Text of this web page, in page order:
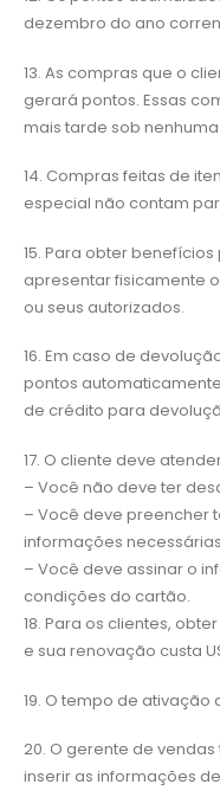
dezembro do ano
13. As compras que o
gerará pontos. Essas
mais tarde sob
14. Compras feitas de
especial não contam
15. Para obter
apresentar fisicamente
ou seus autorizados.
16. Em caso de
pontos
de crédito para
17. O cliente deve
– Você não deve ter
– Você deve preencher
informações
– Você deve assinar o
condições do cartão.
18. Para os clientes,
e sua renovação custa
19. O tempo de ativação
20. O gerente de
inserir as informações